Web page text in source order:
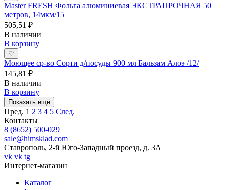
Master FRESH Фольга алюминиевая ЭКСТРАПРОЧНАЯ 50
метров, 14мкм/15
505,51 ₽
В наличии
В корзину
♡
Моющее ср-во Сорти д/посуды 900 мл Бальзам Алоэ /12/
145,81 ₽
В наличии
В корзину
Показать ещё
Пред. 1 2 3 4 5 След.
Контакты
8 (8652) 500-029
sale@himsklad.com
Ставрополь, 2-й Юго-Западный проезд, д. 3А
vk vk tg
Интернет-магазин
Каталог